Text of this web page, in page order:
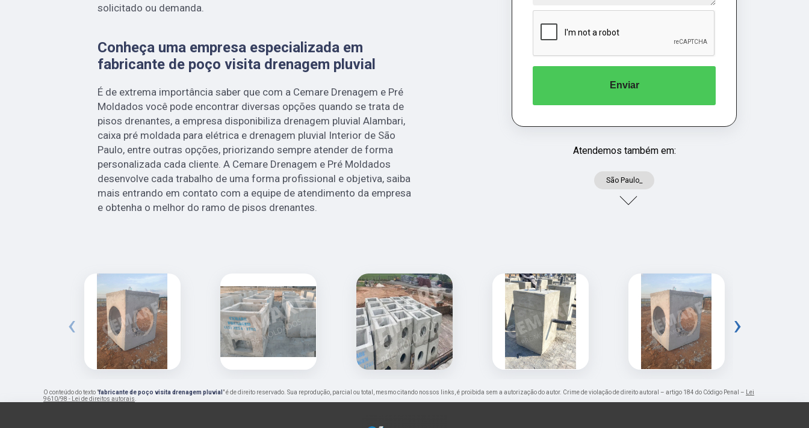
solicitado ou demanda.
Conheça uma empresa especializada em
fabricante de poço visita drenagem pluvial
É de extrema importância saber que com a Cemare Drenagem e Pré
Moldados você pode encontrar diversas opções quando se trata de
pisos drenantes, a empresa disponibiliza drenagem pluvial Alambari,
caixa pré moldada para elétrica e drenagem pluvial Interior de São
Paulo, entre outras opções, priorizando sempre atender de forma
personalizada cada cliente. A Cemare Drenagem e Pré Moldados
desenvolve cada trabalho de uma forma profissional e objetiva, saiba
mais entrando em contato com a equipe de atendimento da empresa
e obtenha o melhor do ramo de pisos drenantes.
Enviar
Atendemos também em:
São Paulo_
‹ ›
O conteúdo do texto "fabricante de poço visita drenagem pluvial " é de direito reservado. Sua reprodução, parcial ou total, mesmo citando nossos links, é proibida sem a autorização do autor. Crime de violação de direito autoral – artigo 184 do Código Penal –
Lei
9610/98 - Lei de direitos autorais